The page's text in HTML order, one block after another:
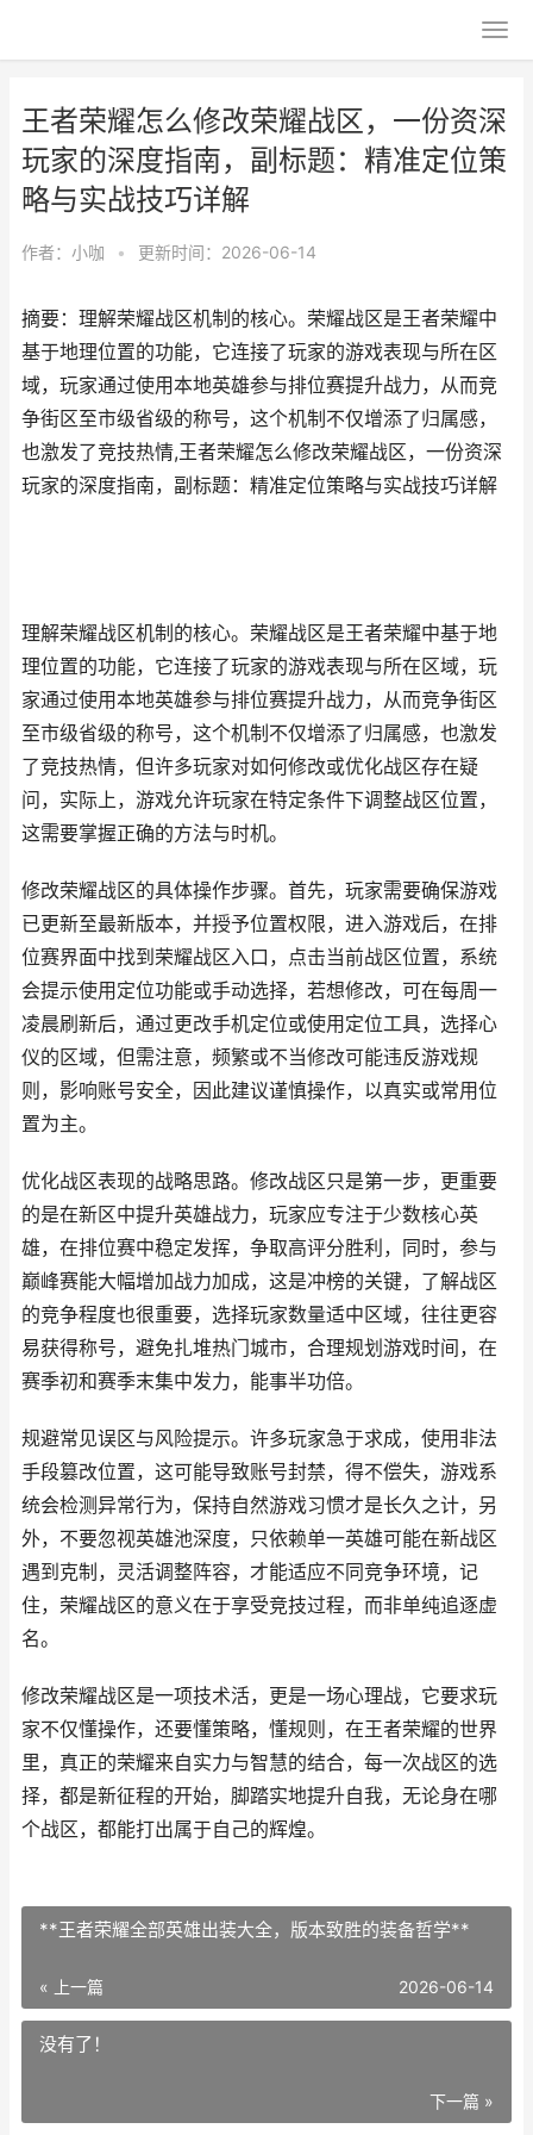
王者荣耀怎么修改荣耀战区，一份资深
玩家的深度指南，副标题：精准定位策
略与实战技巧详解
作者： 小咖 • 更新时间：2026-06-14
摘要：理解荣耀战区机制的核心。荣耀战区是王者荣耀中
基于地理位置的功能，它连接了玩家的游戏表现与所在区
域，玩家通过使用本地英雄参与排位赛提升战力，从而竞
争街区至市级省级的称号，这个机制不仅增添了归属感，
也激发了竞技热情,王者荣耀怎么修改荣耀战区，一份资深
玩家的深度指南，副标题：精准定位策略与实战技巧详解
理解荣耀战区机制的核心。荣耀战区是王者荣耀中基于地
理位置的功能，它连接了玩家的游戏表现与所在区域，玩
家通过使用本地英雄参与排位赛提升战力，从而竞争街区
至市级省级的称号，这个机制不仅增添了归属感，也激发
了竞技热情，但许多玩家对如何修改或优化战区存在疑
问，实际上，游戏允许玩家在特定条件下调整战区位置，
这需要掌握正确的方法与时机。
修改荣耀战区的具体操作步骤。首先，玩家需要确保游戏
已更新至最新版本，并授予位置权限，进入游戏后，在排
位赛界面中找到荣耀战区入口，点击当前战区位置，系统
会提示使用定位功能或手动选择，若想修改，可在每周一
凌晨刷新后，通过更改手机定位或使用定位工具，选择心
仪的区域，但需注意，频繁或不当修改可能违反游戏规
则，影响账号安全，因此建议谨慎操作，以真实或常用位
置为主。
优化战区表现的战略思路。修改战区只是第一步，更重要
的是在新区中提升英雄战力，玩家应专注于少数核心英
雄，在排位赛中稳定发挥，争取高评分胜利，同时，参与
巅峰赛能大幅增加战力加成，这是冲榜的关键，了解战区
的竞争程度也很重要，选择玩家数量适中区域，往往更容
易获得称号，避免扎堆热门城市，合理规划游戏时间，在
赛季初和赛季末集中发力，能事半功倍。
规避常见误区与风险提示。许多玩家急于求成，使用非法
手段篡改位置，这可能导致账号封禁，得不偿失，游戏系
统会检测异常行为，保持自然游戏习惯才是长久之计，另
外，不要忽视英雄池深度，只依赖单一英雄可能在新战区
遇到克制，灵活调整阵容，才能适应不同竞争环境，记
住，荣耀战区的意义在于享受竞技过程，而非单纯追逐虚
名。
修改荣耀战区是一项技术活，更是一场心理战，它要求玩
家不仅懂操作，还要懂策略，懂规则，在王者荣耀的世界
里，真正的荣耀来自实力与智慧的结合，每一次战区的选
择，都是新征程的开始，脚踏实地提升自我，无论身在哪
个战区，都能打出属于自己的辉煌。
**王者荣耀全部英雄出装大全，版本致胜的装备哲学**
« 上一篇 2026-06-14
没有了！
下一篇 »